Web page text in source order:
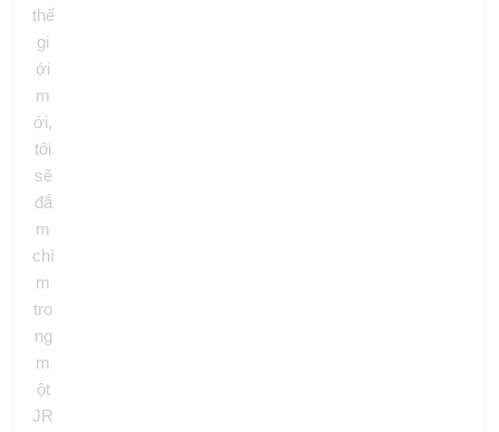
thế
gi
ới
m
ới,
tôi
sẽ
đắ
m
chì
m
tro
ng
m
ột
JR